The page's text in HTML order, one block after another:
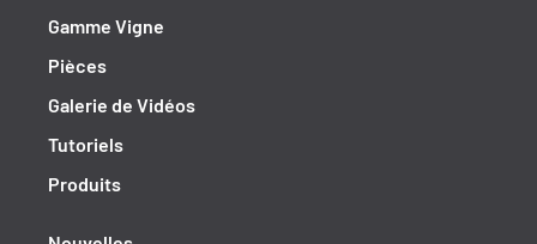
Gamme Vigne
Pièces
Galerie de Vidéos
Tutoriels
Produits